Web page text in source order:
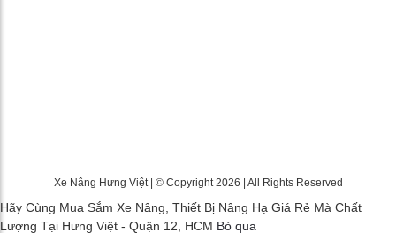
Xe Nâng Hưng Việt | © Copyright 2026 | All Rights Reserved
Hãy Cùng Mua Sắm Xe Nâng, Thiết Bị Nâng Hạ Giá Rẻ Mà Chất
Lượng Tại Hưng Việt - Quận 12, HCM Bỏ qua